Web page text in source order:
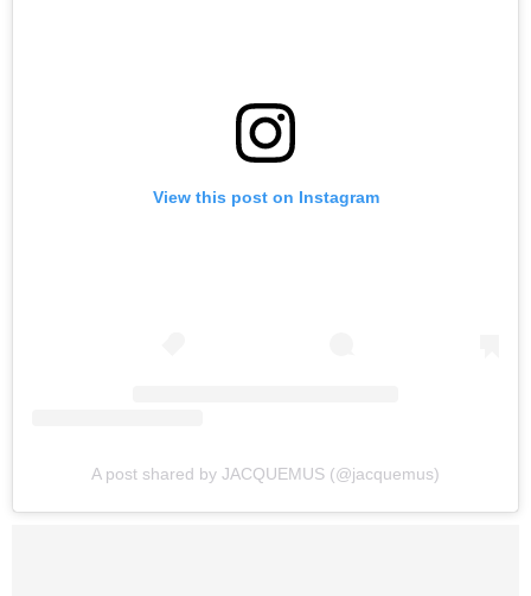
View this post on Instagram
A post shared by JACQUEMUS (@jacquemus)